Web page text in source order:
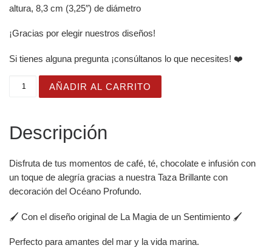
altura, 8,3 cm (3,25″) de diámetro
¡Gracias por elegir nuestros diseños!
Si tienes alguna pregunta ¡consúltanos lo que necesites! ❤️
Taza Brillante con Bonito Pulpo Rosa cantidad
AÑADIR AL CARRITO
Descripción
Disfruta de tus momentos de café, té, chocolate e infusión con
un toque de alegría gracias a nuestra Taza Brillante con
decoración del Océano Profundo.
🖌️ Con el diseño original de La Magia de un Sentimiento 🖌️
Perfecto para amantes del mar y la vida marina.